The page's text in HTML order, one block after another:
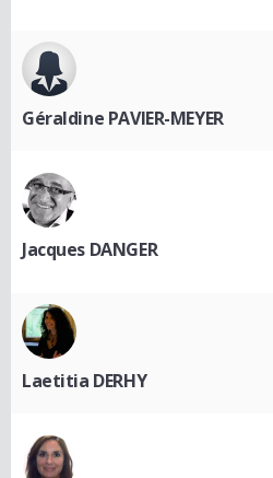
Géraldine PAVIER-MEYER
Jacques DANGER
Laetitia DERHY